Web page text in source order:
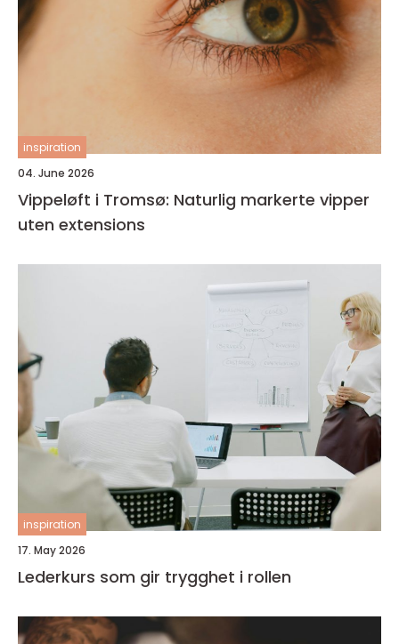
inspiration
04. June 2026
Vippeløft i Tromsø: Naturlig markerte vipper
uten extensions
inspiration
17. May 2026
Lederkurs som gir trygghet i rollen